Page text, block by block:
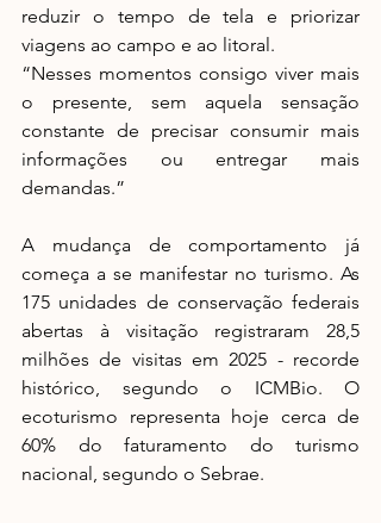
reduzir o tempo de tela e priorizar
viagens ao campo e ao litoral.
“Nesses momentos consigo viver mais
o presente, sem aquela sensação
constante de precisar consumir mais
informações ou entregar mais
demandas.”
A mudança de comportamento já
começa a se manifestar no turismo. As
175 unidades de conservação federais
abertas à visitação registraram 28,5
milhões de visitas em 2025 - recorde
histórico, segundo o ICMBio. O
ecoturismo representa hoje cerca de
60% do faturamento do turismo
nacional, segundo o Sebrae.